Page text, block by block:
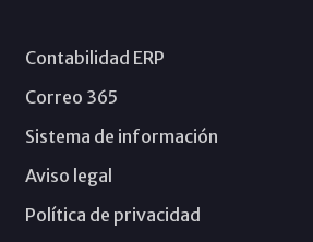
Contabilidad ERP
Correo 365
Sistema de información
Aviso legal
Política de privacidad